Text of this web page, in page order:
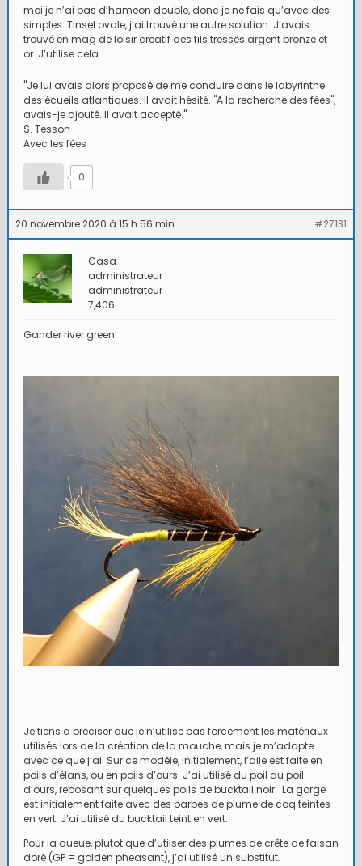
moi je n’ai pas d’hameon double, donc je ne fais qu’avec des
simples. Tinsel ovale, j’ai trouvé une autre solution. J’avais
trouvé en mag de loisir creatif des fils tressés argent bronze et
or…J’utilise cela.
"Je lui avais alors proposé de me conduire dans le labyrinthe
des écueils atlantiques. Il avait hésité. "A la recherche des fées",
avais-je ajouté. Il avait accepté."
S. Tesson
Avec les fées
0
20 novembre 2020 à 15 h 56 min #27131
Casa
administrateur
administrateur
7,406
Gander river green
Je tiens a préciser que je n’utilise pas forcement les matériaux
utilisés lors de la création de la mouche, mais je m’adapte
avec ce que j’ai. Sur ce modèle, initialement, l’aile est faite en
poils d’élans, ou en poils d’ours. J’ai utilisé du poil du poil
d’ours, reposant sur quelques poils de bucktail noir. La gorge
est initialement faite avec des barbes de plume de coq teintes
en vert. J’ai utilisé du bucktail teint en vert.
Pour la queue, plutot que d’utilser des plumes de crête de faisan
doré (GP = golden pheasant), j’ai utilisé un substitut.